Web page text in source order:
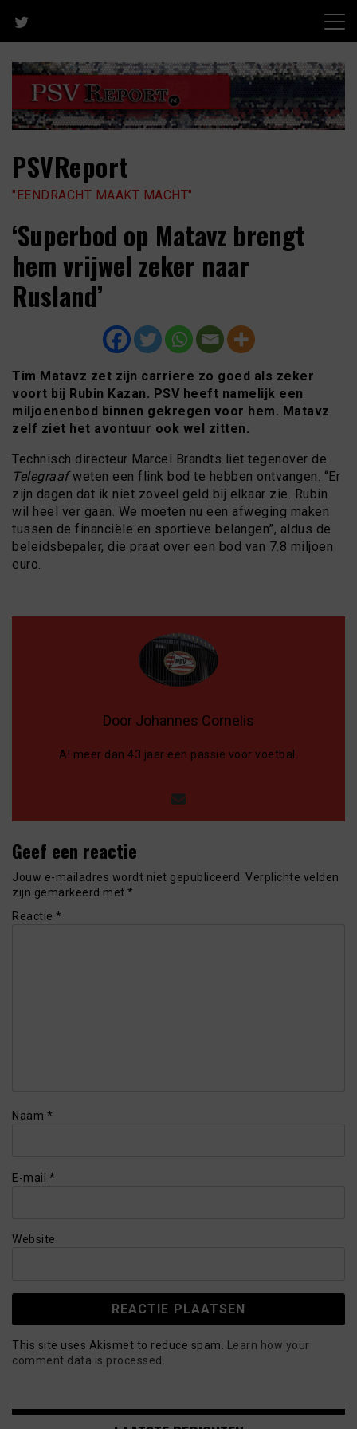
content
PSVReport
"EENDRACHT MAAKT MACHT"
‘Superbod op Matavz brengt
hem vrijwel zeker naar
Rusland’
Tim Matavz zet zijn carriere zo goed als zeker
voort bij Rubin Kazan. PSV heeft namelijk een
miljoenenbod binnen gekregen voor hem. Matavz
zelf ziet het avontuur ook wel zitten.
Technisch directeur Marcel Brandts liet tegenover de
Telegraafweten een flink bod te hebben ontvangen. “Er
zijn dagen dat ik niet zoveel geld bij elkaar zie. Rubin
wil heel ver gaan. We moeten nu een afweging maken
tussen de financiële en sportieve belangen”, aldus de
beleidsbepaler, die praat over een bod van 7.8 miljoen
euro.
Door Johannes Cornelis
Al meer dan 43 jaar een passie voor voetbal.
Geef een reactie
Jouw e-mailadres wordt niet gepubliceerd. Verplichte velden
zijn gemarkeerd met *
Reactie *
Naam *
E-mail *
Website
This site uses Akismet to reduce spam.
Learn how your
comment data is processed.